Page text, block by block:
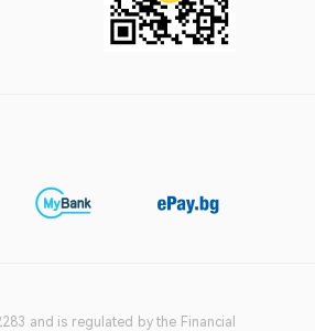
and is regulated by the Financial